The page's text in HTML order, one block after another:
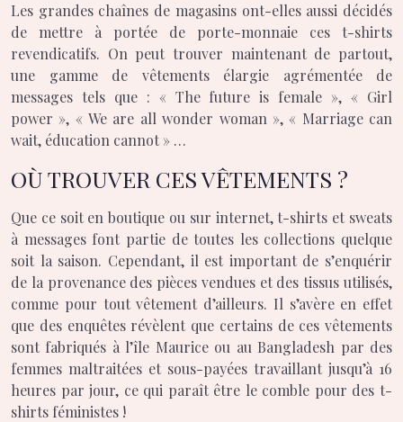
Les grandes chaînes de magasins ont-elles aussi décidés
de mettre à portée de porte-monnaie ces t-shirts
revendicatifs. On peut trouver maintenant de partout,
une gamme de vêtements élargie agrémentée de
messages tels que : « The future is female », « Girl
power », « We are all wonder woman », « Marriage can
wait, éducation cannot » …
OÙ TROUVER CES VÊTEMENTS ?
Que ce soit en boutique ou sur internet, t-shirts et sweats
à messages font partie de toutes les collections quelque
soit la saison. Cependant, il est important de s’enquérir
de la provenance des pièces vendues et des tissus utilisés,
comme pour tout vêtement d’ailleurs. Il s’avère en effet
que des enquêtes révèlent que certains de ces vêtements
sont fabriqués à l’île Maurice ou au Bangladesh par des
femmes maltraitées et sous-payées travaillant jusqu’à 16
heures par jour, ce qui paraît être le comble pour des t-
shirts féministes !